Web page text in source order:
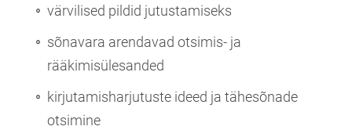
värvilised pildid jutustamiseks
sõnavara arendavad otsimis- ja
rääkimisülesanded
kirjutamisharjutuste ideed ja tähesõnade
otsimine